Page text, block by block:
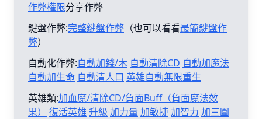
作弊權限分享作弊
鍵盤作弊:完整鍵盤作弊 （也可以看看最簡鍵盤作
弊）
自動化作弊:自動加錢/木 自動清除CD 自動加魔法
自動加生命 自動清人口 英雄自動無限重生
英雄類:加血魔/清除CD/負面Buff（負面魔法效
果）
復活英雄 升級 加力量 加敏捷加智力 加三圍